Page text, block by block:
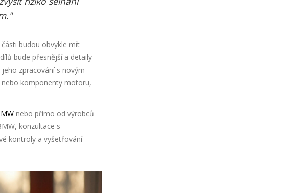
budou obvykle mít
bude přesnější a detaily
zpracování s novým
komponenty motoru,
nebo přímo od výrobců
konzultace s
kontroly a vyšetřování